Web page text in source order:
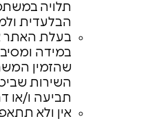
תלויה
הבלעדית
בעלת האתר
במידה
שהזמין
השירות
תביעה ו/או
אין ולא